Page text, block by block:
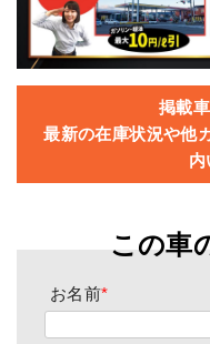
掲載
最新の在庫状況や他
内
この車
お名前*